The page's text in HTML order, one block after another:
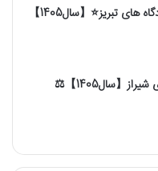
【سال1405】⚖️